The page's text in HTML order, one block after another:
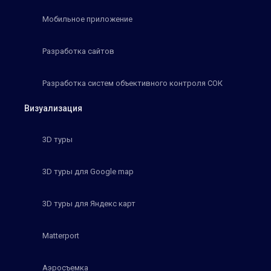
Мобильное приложение
Разработка сайтов
Разработка систем объективного контроля СОК
Визуализация
3D туры
3D туры для Google map
3D туры для Яндекс карт
Matterport
Аэросъемка